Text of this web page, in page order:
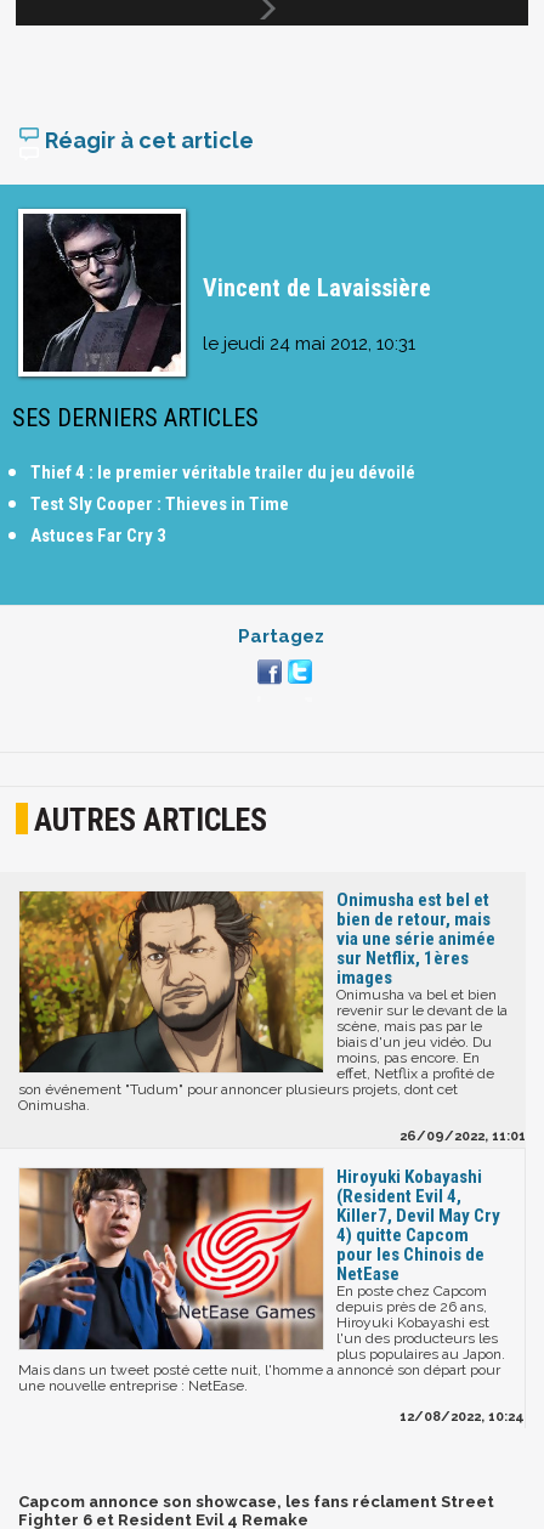
Réagir à cet article
Vincent de Lavaissière
le jeudi 24 mai 2012, 10:31
SES DERNIERS ARTICLES
Thief 4 : le premier véritable trailer du jeu dévoilé
Test Sly Cooper : Thieves in Time
Astuces Far Cry 3
Partagez
AUTRES ARTICLES
Onimusha est bel et
bien de retour, mais
via une série animée
sur Netflix, 1ères
images
Onimusha va bel et bien
revenir sur le devant de la
scène, mais pas par le
biais d'un jeu vidéo. Du
moins, pas encore. En
effet, Netflix a profité de
son événement "Tudum" pour annoncer plusieurs projets, dont cet
Onimusha.
26/09/2022, 11:01
Hiroyuki Kobayashi
(Resident Evil 4,
Killer7, Devil May Cry
4) quitte Capcom
pour les Chinois de
NetEase
En poste chez Capcom
depuis près de 26 ans,
Hiroyuki Kobayashi est
l'un des producteurs les
plus populaires au Japon.
Mais dans un tweet posté cette nuit, l'homme a annoncé son départ pour
une nouvelle entreprise : NetEase.
12/08/2022, 10:24
Capcom annonce son showcase, les fans réclament Street
Fighter 6 et Resident Evil 4 Remake